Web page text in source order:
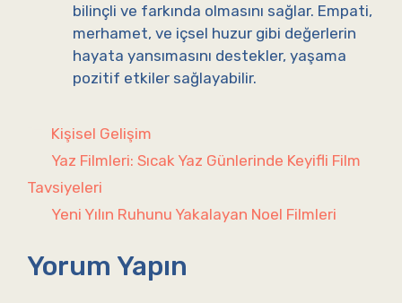
bilinçli ve farkında olmasını sağlar. Empati,
merhamet, ve içsel huzur gibi değerlerin
hayata yansımasını destekler, yaşama
pozitif etkiler sağlayabilir.
Kategoriler
Kişisel Gelişim
Yaz Filmleri: Sıcak Yaz Günlerinde Keyifli Film
Tavsiyeleri
Yeni Yılın Ruhunu Yakalayan Noel Filmleri
Yorum Yapın